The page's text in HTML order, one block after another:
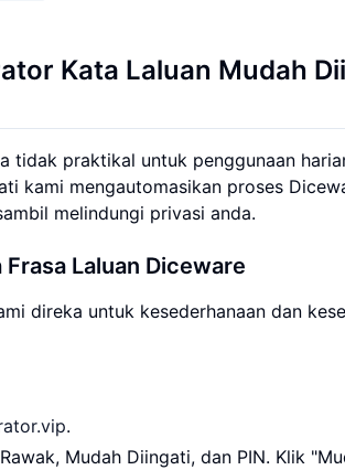
Kata Laluan Mudah
tidak praktikal untuk penggunaan
kami mengautomasikan proses
melindungi privasi anda.
Laluan Diceware
direka untuk kesederhanaan dan
.
Mudah Diingati, dan PIN. Klik